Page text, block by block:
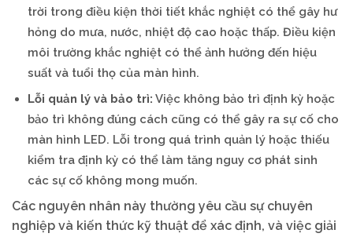
trời trong điều kiện thời tiết khắc nghiệt có thể gây hư
hỏng do mưa, nước, nhiệt độ cao hoặc thấp. Điều kiện
môi trường khắc nghiệt có thể ảnh hưởng đến hiệu
suất và tuổi thọ của màn hình.
Lỗi quản lý và bảo trì: Việc không bảo trì định kỳ hoặc
bảo trì không đúng cách cũng có thể gây ra sự cố cho
màn hình LED. Lỗi trong quá trình quản lý hoặc thiếu
kiểm tra định kỳ có thể làm tăng nguy cơ phát sinh
các sự cố không mong muốn.
Các nguyên nhân này thường yêu cầu sự chuyên
nghiệp và kiến thức kỹ thuật để xác định, và việc giải